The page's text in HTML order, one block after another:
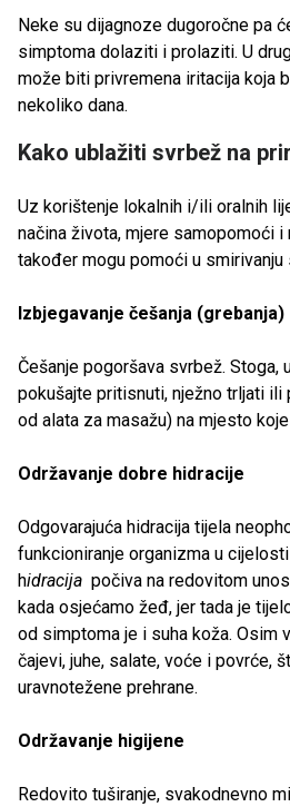
Neke su dijagnoze dugoročne pa
simptoma dolaziti i prolaziti. U
može biti privremena iritacija koja
nekoliko dana.
Kako ublažiti svrbež na
Uz korištenje lokalnih i/ili oralnih
načina života, mjere samopomoći
također mogu pomoći u smirivanju
Izbjegavanje češanja (grebanja)
Češanje pogoršava svrbež. Stoga,
pokušajte pritisnuti, nježno trljati ili
od alata za masažu) na mjesto
Održavanje dobre hidracije
Odgovarajuća hidracija tijela
funkcioniranje organizma u
hidracija počiva na redovitom
kada osjećamo žeđ, jer tada je
od simptoma je i suha koža. Osim
čajevi, juhe, salate, voće i povrće,
uravnotežene prehrane.
Održavanje higijene
Redovito tuširanje, svakodnevno